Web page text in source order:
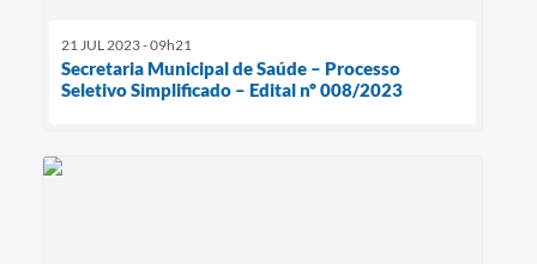
21 JUL 2023 - 09h21
Secretaria Municipal de Saúde – Processo
Seletivo Simplificado – Edital nº 008/2023